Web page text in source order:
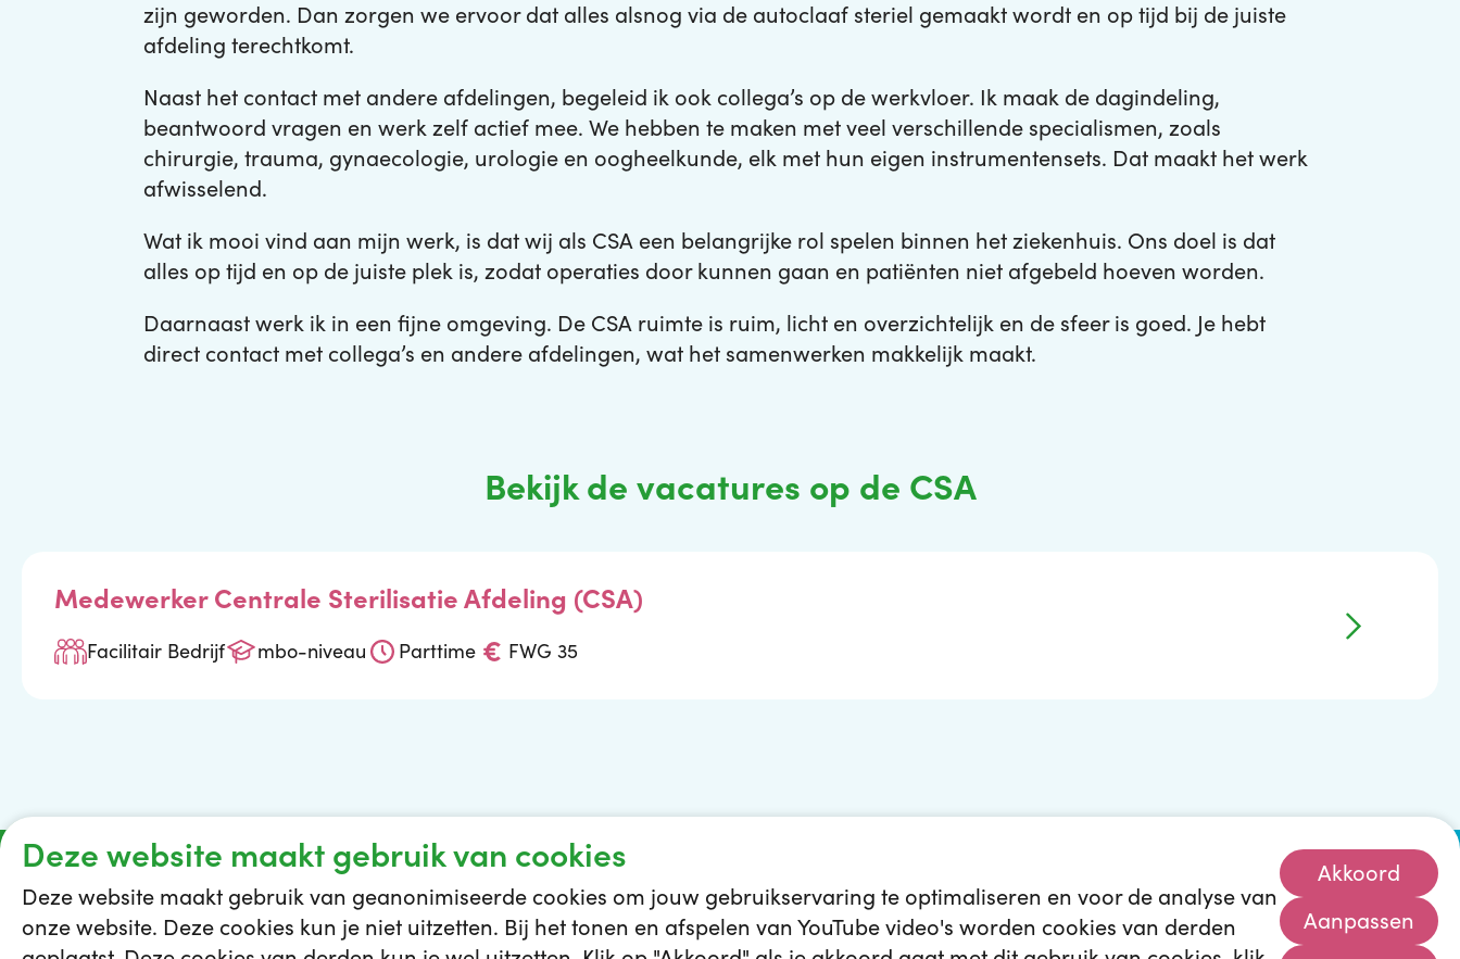
zijn geworden. Dan zorgen we ervoor dat alles alsnog via de autoclaaf steriel gemaakt wordt en op tijd bij de juiste
afdeling terechtkomt.
Naast het contact met andere afdelingen, begeleid ik ook collega’s op de werkvloer. Ik maak de dagindeling,
beantwoord vragen en werk zelf actief mee. We hebben te maken met veel verschillende specialismen, zoals
chirurgie, trauma, gynaecologie, urologie en oogheelkunde, elk met hun eigen instrumentensets. Dat maakt het werk
afwisselend.
Wat ik mooi vind aan mijn werk, is dat wij als CSA een belangrijke rol spelen binnen het ziekenhuis. Ons doel is dat
alles op tijd en op de juiste plek is, zodat operaties door kunnen gaan en patiënten niet afgebeld hoeven worden.
Daarnaast werk ik in een fijne omgeving. De CSA ruimte is ruim, licht en overzichtelijk en de sfeer is goed. Je hebt
direct contact met collega’s en andere afdelingen, wat het samenwerken makkelijk maakt.
Bekijk de vacatures op de CSA
Medewerker Centrale Sterilisatie Afdeling (CSA)
Facilitair Bedrijf mbo-niveau Parttime FWG 35
Deze website maakt gebruik van cookies
Deze website maakt gebruik van geanonimiseerde cookies om jouw gebruikservaring te optimaliseren en voor de analyse van
onze website. Deze cookies kun je niet uitzetten. Bij het tonen en afspelen van YouTube video's worden cookies van derden
Akkoord
Aanpassen
VacaturesVakgebiedenOpleidingen Maak kennis met onsContactJob AlertCookiesPrivacystatement